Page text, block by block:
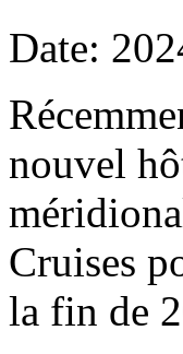
Date:
nouvel
Cruises
la fin de